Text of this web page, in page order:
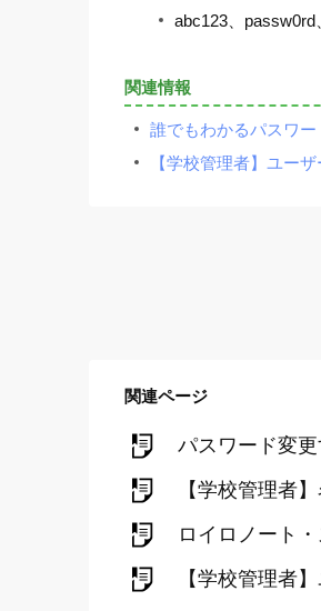
abc123、
関連情報
誰でもわかるパスワ
【学校管理者】ユー
関連ページ
パスワード変
【学校管理者
ロイロノート
【学校管理者